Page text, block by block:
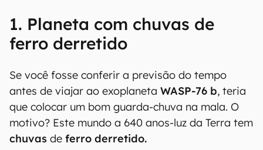
1. Planeta com chuvas de
ferro derretido
Se você fosse conferir a previsão do tempo
antes de viajar ao exoplaneta WASP-76 b, teria
que colocar um bom guarda-chuva na mala. O
motivo? Este mundo a 640 anos-luz da Terra tem
chuvas de ferro derretido.